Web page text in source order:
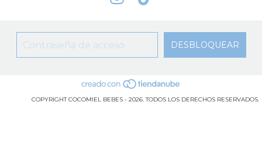
COPYRIGHT COCOMIEL BEBES - 2026. TODOS LOS DERECHOS RESERVADOS.